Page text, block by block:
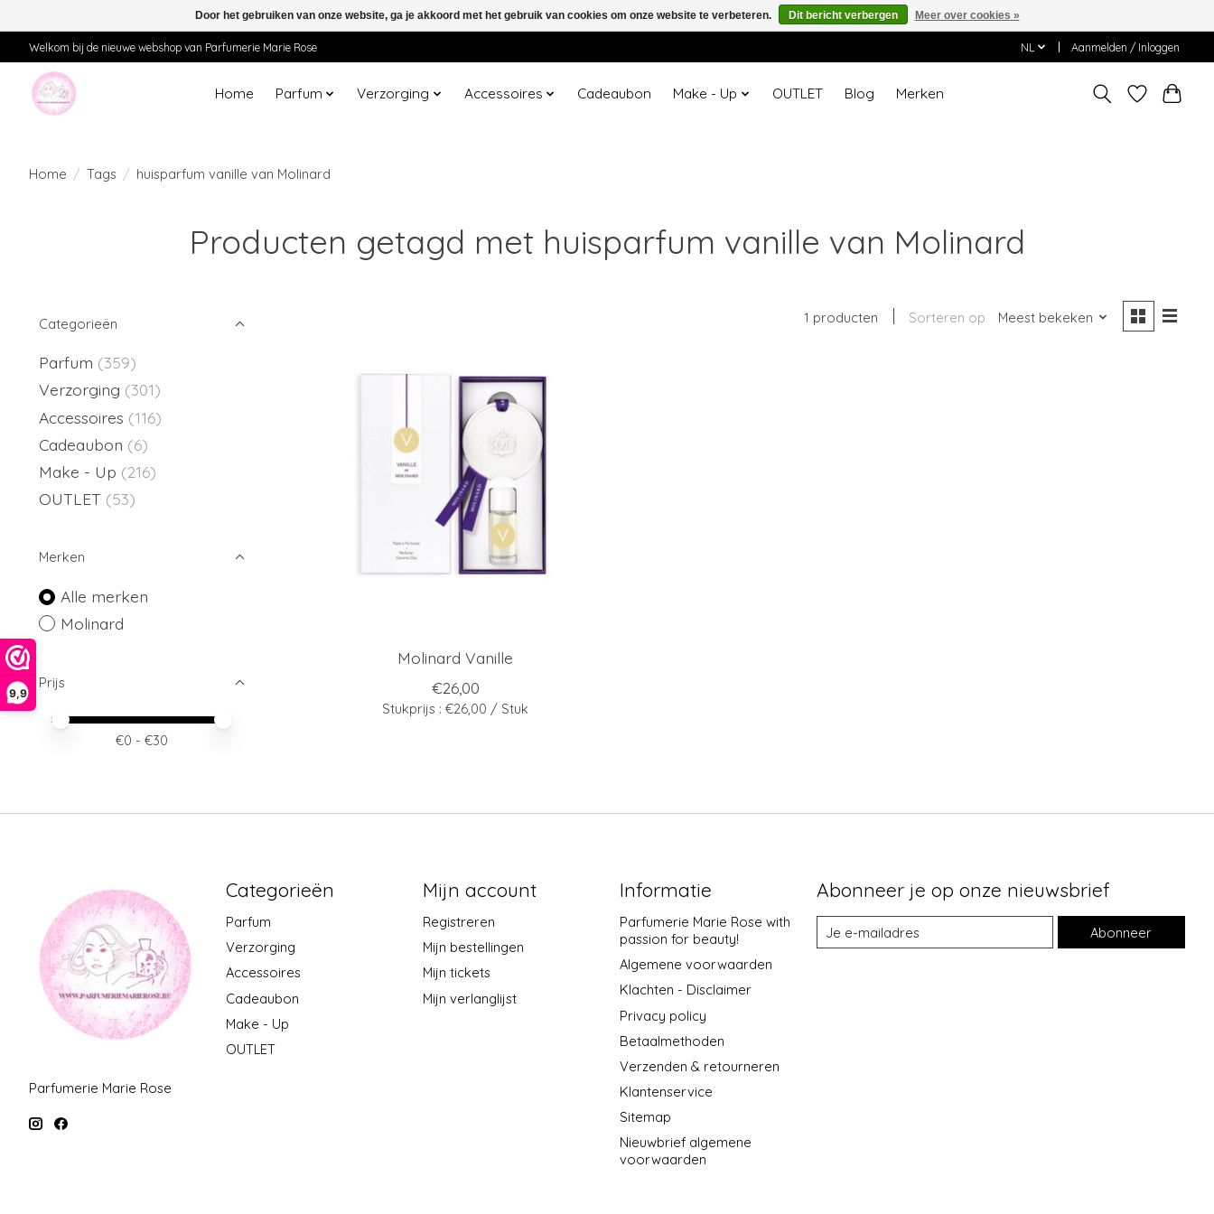
9,9
Welkom bij de nieuwe webshop van Parfumerie Marie Rose NL Aanmelden / Inloggen
Home Parfum Verzorging Accessoires Cadeaubon Make - Up OUTLET Blog Merken
Home / Tags / huisparfum vanille van Molinard
Producten getagd met huisparfum vanille van Molinard
Categorieën
Parfum (359)
Verzorging (301)
Accessoires (116)
Cadeaubon (6)
Make - Up (216)
OUTLET (53)
Merken
Alle merken
Molinard
Prijs
Minimale prijswaarde
Price maximum value
€0 - €30
1 producten Sorteren op Meest bekeken
Molinard Vanille
€26,00
Stukprijs : €26,00 / Stuk
Parfumerie Marie Rose
Categorieën
Parfum
Verzorging
Accessoires
Cadeaubon
Make - Up
OUTLET
Mijn account
Registreren
Mijn bestellingen
Mijn tickets
Mijn verlanglijst
Informatie
Parfumerie Marie Rose with
passion for beauty!
Algemene voorwaarden
Klachten - Disclaimer
Privacy policy
Betaalmethoden
Verzenden & retourneren
Klantenservice
Sitemap
Nieuwbrief algemene
voorwaarden
Abonneer je op onze nieuwsbrief
Abonneer
Door het gebruiken van onze website, ga je akkoord met het gebruik van cookies om onze website te verbeteren. Dit bericht verbergen Meer over cookies »